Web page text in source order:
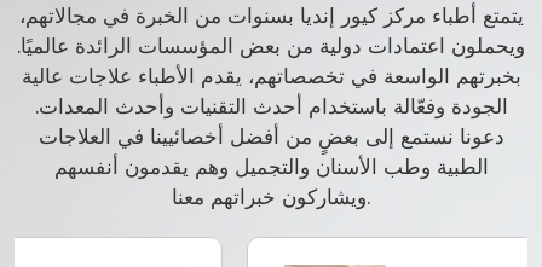
يتمتع أطباء مركز كيور إنديا بسنوات من الخبرة في مجالاتهم،
ويحملون اعتمادات دولية من بعض المؤسسات الرائدة عالميًا.
بخبرتهم الواسعة في تخصصاتهم، يقدم الأطباء علاجات عالية
الجودة وفعّالة باستخدام أحدث التقنيات وأحدث المعدات.
دعونا نستمع إلى بعضٍ من أفضل أخصائيينا في العلاجات
الطبية وطب الأسنان والتجميل وهم يقدمون أنفسهم
ويشاركون خبراتهم معنا.